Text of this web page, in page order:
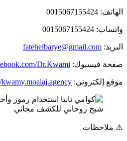
الهاتف: 0015067155424
واتساب: 0015067155424
البريد: fatehelbarye@gmail.com
صفحة فيسبوك: Dr.Kwami/
موقع إلكتروني:
شيخ روحاني للكشف مجاني
⚠️ ملاحظات